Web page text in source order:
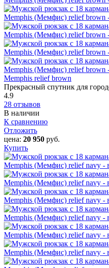
Memphis relief brown
Прекрасный спутник для
4.9
28 отзывов
В наличии
К сравнению
Отложить
цена: 20 950 руб.
Купить